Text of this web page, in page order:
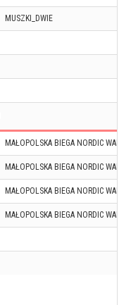
MUSZKI_DWIE
MAŁOPOLSKA BIEGA NORDIC
MAŁOPOLSKA BIEGA NORDIC
MAŁOPOLSKA BIEGA NORDIC
MAŁOPOLSKA BIEGA NORDIC